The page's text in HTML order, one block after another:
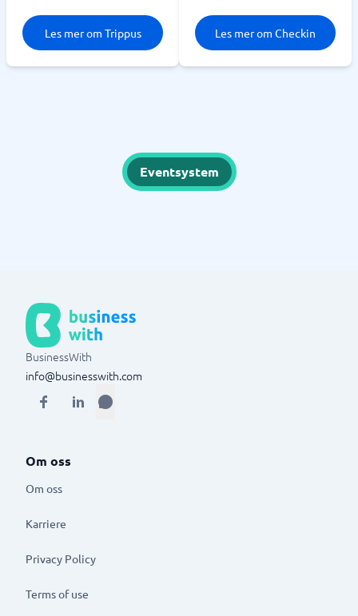
Les mer om Trippus Les mer om Checkin
Eventsystem
BusinessWith
info@businesswith.com
Om oss
Om oss
Karriere
Privacy Policy
Terms of use